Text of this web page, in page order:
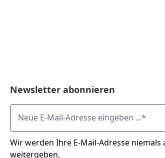
Newsletter abonnieren
Neue E-Mail-Adresse eingeben ...
Wir werden Ihre E-Mail-Adresse niemals
weitergeben.